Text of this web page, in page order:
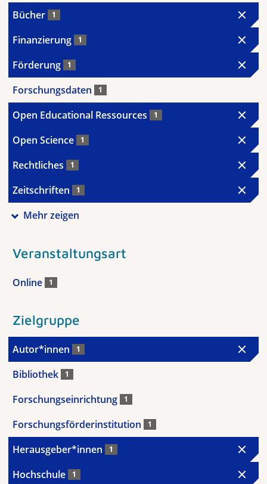
Bücher 1
Finanzierung 1
Förderung 1
Forschungsdaten 1
Open Educational Ressources 1
Open Science 1
Rechtliches 1
Zeitschriften 1
Mehr zeigen
Veranstaltungsart
Online 1
Zielgruppe
Autor*innen 1
Bibliothek 1
Forschungseinrichtung 1
Forschungsförderinstitution 1
Herausgeber*innen 1
Hochschule 1